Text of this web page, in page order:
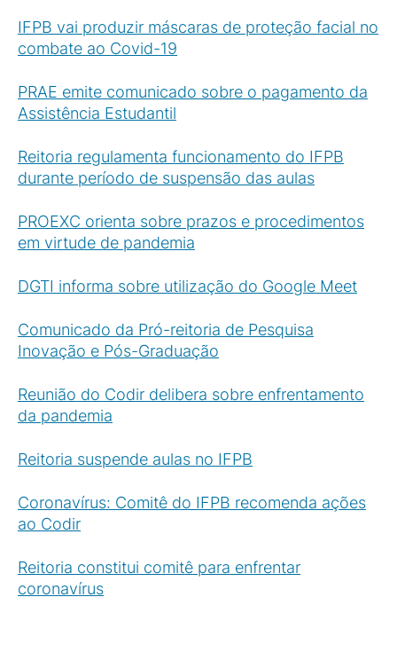
IFPB vai produzir máscaras de proteção facial no
combate ao Covid-19
PRAE emite comunicado sobre o pagamento da
Assistência Estudantil
Reitoria regulamenta funcionamento do IFPB
durante período de suspensão das aulas
PROEXC orienta sobre prazos e procedimentos
em virtude de pandemia
DGTI informa sobre utilização do Google Meet
Comunicado da Pró-reitoria de Pesquisa
Inovação e Pós-Graduação
Reunião do Codir delibera sobre enfrentamento
da pandemia
Reitoria suspende aulas no IFPB
Coronavírus: Comitê do IFPB recomenda ações
ao Codir
Reitoria constitui comitê para enfrentar
coronavírus